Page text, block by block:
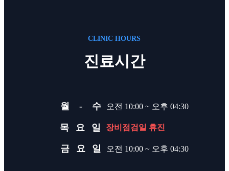
CLINIC HOURS
진료시간
월 - 수 오전 10:00 ~ 오후 04:30
목 요 일 장비점검일 휴진
금 요 일 오전 10:00 ~ 오후 04:30